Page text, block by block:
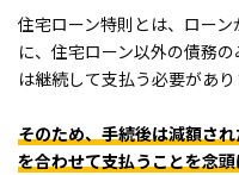
住宅ローン特則とは、ロー
に、住宅ローン以外の債務
は継続して支払う必要があり
そのため、手続後は減額さ
を合わせて支払うことを念